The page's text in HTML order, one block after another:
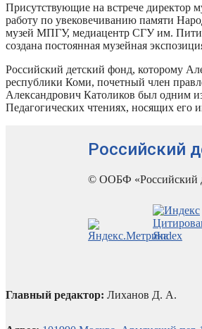
Присутствующие на встрече
работу по увековечиванию памяти
музей МПГУ, медиацентр СГУ им.
создана постоянная музейная
Российский детский фонд, которому
республики Коми, почетный член
Александрович Католиков был одним
Педагогических чтениях, носящих его
Российский
© ООБФ «Российский
Главный редактор: Лиханов Д. А.